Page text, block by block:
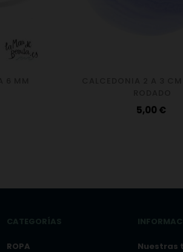
Precio
5,00 €
CATEGORÍAS
ROPA
Nuestras